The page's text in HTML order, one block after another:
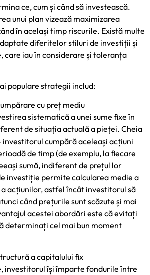
ce, cum și când să investească.
unui plan vizează maximizarea
în același timp riscurile. Există multe
diferitelor stiluri de investiții și
care iau în considerare și toleranța
populare strategii includ:
cu preț mediu
sistematică a unei sume fixe în
de situația actuală a pieței. Cheia
cumpără aceleași acțiuni
de timp (de exemplu, la fiecare
sumă, indiferent de prețul lor
investiție permite calcularea medie a
acțiunilor, astfel încât investitorul să
când prețurile sunt scăzute și mai
acestei abordări este că evitați
determinați cel mai bun moment
a capitalului fix
investitorul își împarte fondurile între